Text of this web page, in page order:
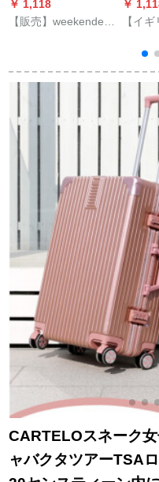
￥ 1,118
【販売】weekender
リングTSATSAロッキ
ング搭載ラッチ20イ
持込可能Spore 24
￥
【イ
カラ
ススポ
スポ
ポー
ーツ
ツス
スポー
20/24/
箱を搭
す。ク
ール【
証、軽
止】24
任せし
量3.6
CARTELOスネーク
ャバクタツアーTSA